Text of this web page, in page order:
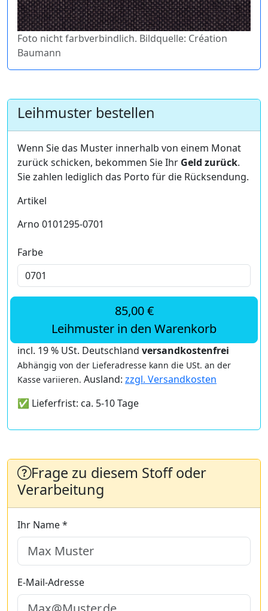
Foto nicht farbverbindlich. Bildquelle: Création
Baumann
Leihmuster bestellen
Wenn Sie das Muster innerhalb von einem Monat
zurück schicken, bekommen Sie Ihr Geld zurück.
Sie zahlen lediglich das Porto für die Rücksendung.
Artikel
Arno 0101295-0701
Farbe
85,00 €
Leihmuster in den Warenkorb
incl. 19 % USt. Deutschland versandkostenfrei
Abhängig von der Lieferadresse kann die USt. an der
Kasse variieren. Ausland: zzgl. Versandkosten
✅ Lieferfrist: ca. 5-10 Tage
Frage zu diesem Stoff oder
Verarbeitung
Ihr Name *
E-Mail-Adresse